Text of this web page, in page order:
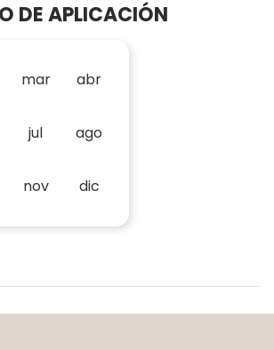
DE APLICACIÓN
mar abr
jul ago
nov dic